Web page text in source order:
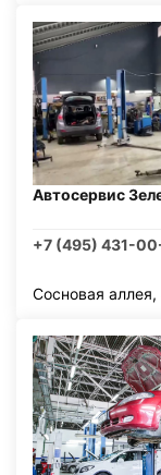
Автосервис
+7 (495) 431-
Сосновая аллея,